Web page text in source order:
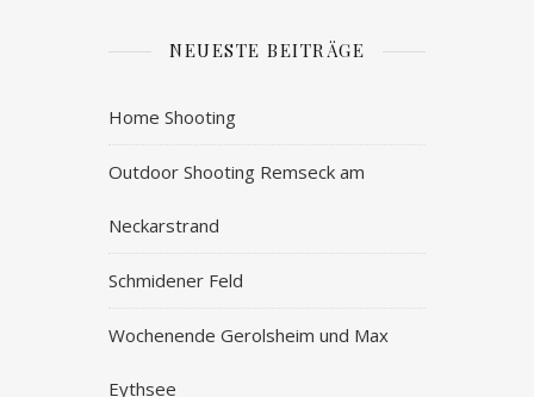
NEUESTE BEITRÄGE
Home Shooting
Outdoor Shooting Remseck am
Neckarstrand
Schmidener Feld
Wochenende Gerolsheim und Max
Eythsee